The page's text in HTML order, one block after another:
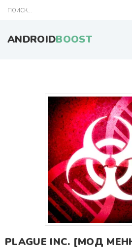
ANDROIDBOOST
PLAGUE INC. [МОД